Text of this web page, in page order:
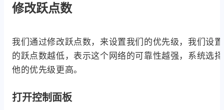
修改跃点数
我们通过修改跃点数，来设置我们的优先级，我们设置
的跃点数越低，表示这个网络的可靠性越强，系统选择
他的优先级更高。
打开控制面板